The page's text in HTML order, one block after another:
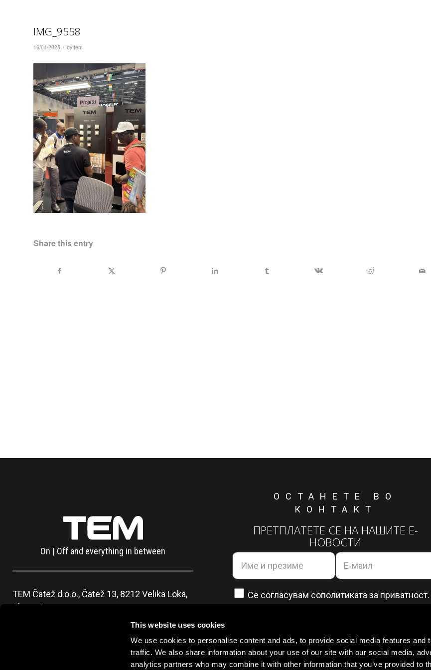
This website uses cookies
We use cookies to personalise content and ads, to provide social media features and
traffic. We also share information about your use of our site with our social media,
analytics partners who may combine it with other information that you’ve provided to
IMG_9558
16/04/2025 / bytem
Share this entry
On | Off and everything in between
TEM Čatež d.o.o., Čatež 13, 8212 Velika Loka,
Slovenija
info@tem.si
ОСТАНЕТЕ ВО
КОНТАКТ
ПРЕТПЛАТЕТЕ СЕ НА НАШИТЕ Е-
НОВОСТИ
Се согласувам сополитиката за приватност.